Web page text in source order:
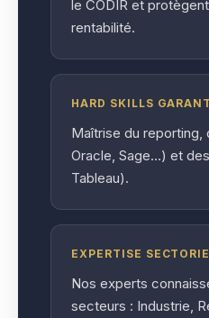
le CODIR et
rentabilité.
HARD SKILLS
Maîtrise du reporting,
Oracle, Sage…) et
Tableau).
EXPERTISE
Nos experts
secteurs : Industrie,